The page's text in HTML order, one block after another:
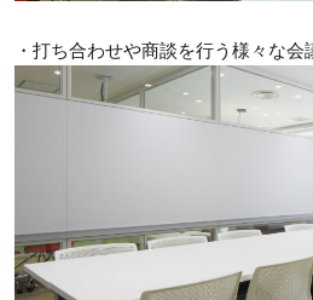
・打ち合わせや商談を行う様々な会